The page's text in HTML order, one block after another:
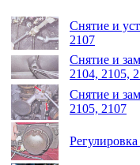
Снятие и
2107
Снятие и
2104, 2105,
Снятие и
2105, 2107